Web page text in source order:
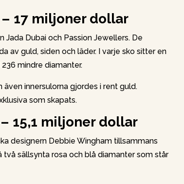
– 17 miljoner dollar
Jada Dubai och Passion Jewellers. De
av guld, siden och läder. I varje sko sitter en
mindre diamanter.
innersulorna gjordes i rent guld.
som skapats.
15,1 miljoner dollar
designern Debbie Wingham tillsammans
två sällsynta rosa och blå diamanter som står